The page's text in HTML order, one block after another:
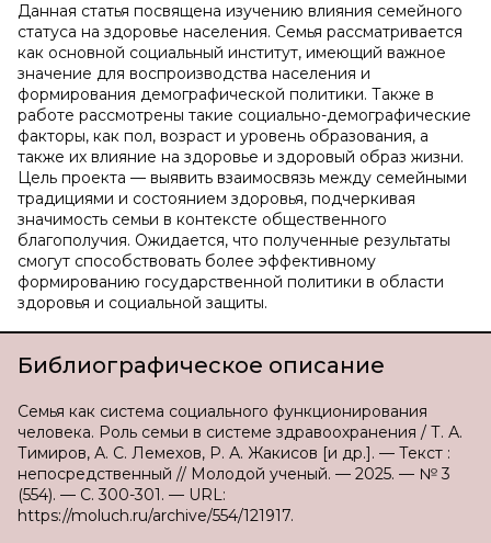
Данная статья посвящена изучению влияния семейного
статуса на здоровье населения. Семья рассматривается
как основной социальный институт, имеющий важное
значение для воспроизводства населения и
формирования демографической политики. Также в
работе рассмотрены такие социально-демографические
факторы, как пол, возраст и уровень образования, а
также их влияние на здоровье и здоровый образ жизни.
Цель проекта — выявить взаимосвязь между семейными
традициями и состоянием здоровья, подчеркивая
значимость семьи в контексте общественного
благополучия. Ожидается, что полученные результаты
смогут способствовать более эффективному
формированию государственной политики в области
здоровья и социальной защиты.
Библиографическое описание
Семья как система социального функционирования
человека. Роль семьи в системе здравоохранения / Т. А.
Тимиров, А. С. Лемехов, Р. А. Жакисов [и др.]. — Текст :
непосредственный // Молодой ученый. — 2025. — № 3
(554). — С. 300-301. — URL:
https://moluch.ru/archive/554/121917.